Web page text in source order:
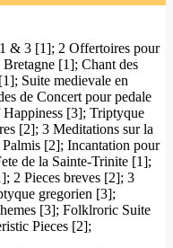
& 3 [1]; 2 Offertoires pour
[1]; Chant des
Suite medievale en
de Concert pour pedale
[3]; Triptyque
[2]; 3 Meditations sur la
[2]; Incantation pour
de la Sainte-Trinite [1];
2 Pieces breves [2]; 3
gregorien [3];
[3]; Folklroric Suite
Pieces [2];